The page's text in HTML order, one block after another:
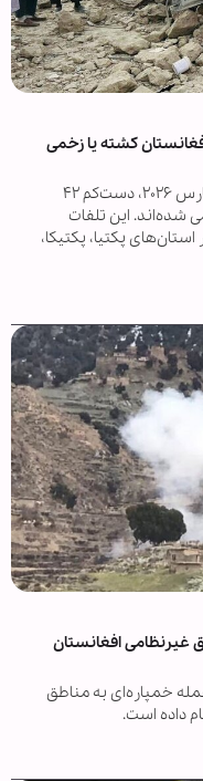
غیرنظامی در افغانستان کشته یا زخمی
یوناما اعلام کرد: از اواخر شب ۲۶ فوریه تا ۲ مارس ۲۰۲۶، دست‌کم ۴۲
کشته و ۱۰۴ نفر زخمی شده‌اند. این تلفات
پکتیا، پکتیکا،
غیرنظامی افغانستان
خمپاره‌ای به مناطق
داده است.